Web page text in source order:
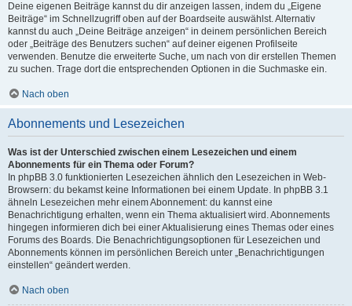
Deine eigenen Beiträge kannst du dir anzeigen lassen, indem du „Eigene
Beiträge“ im Schnellzugriff oben auf der Boardseite auswählst. Alternativ
kannst du auch „Deine Beiträge anzeigen“ in deinem persönlichen Bereich
oder „Beiträge des Benutzers suchen“ auf deiner eigenen Profilseite
verwenden. Benutze die erweiterte Suche, um nach von dir erstellen Themen
zu suchen. Trage dort die entsprechenden Optionen in die Suchmaske ein.
Nach oben
Abonnements und Lesezeichen
Was ist der Unterschied zwischen einem Lesezeichen und einem
Abonnements für ein Thema oder Forum?
In phpBB 3.0 funktionierten Lesezeichen ähnlich den Lesezeichen in Web-
Browsern: du bekamst keine Informationen bei einem Update. In phpBB 3.1
ähneln Lesezeichen mehr einem Abonnement: du kannst eine
Benachrichtigung erhalten, wenn ein Thema aktualisiert wird. Abonnements
hingegen informieren dich bei einer Aktualisierung eines Themas oder eines
Forums des Boards. Die Benachrichtigungsoptionen für Lesezeichen und
Abonnements können im persönlichen Bereich unter „Benachrichtigungen
einstellen“ geändert werden.
Nach oben